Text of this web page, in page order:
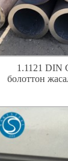
1.1121 DIN
болоттон